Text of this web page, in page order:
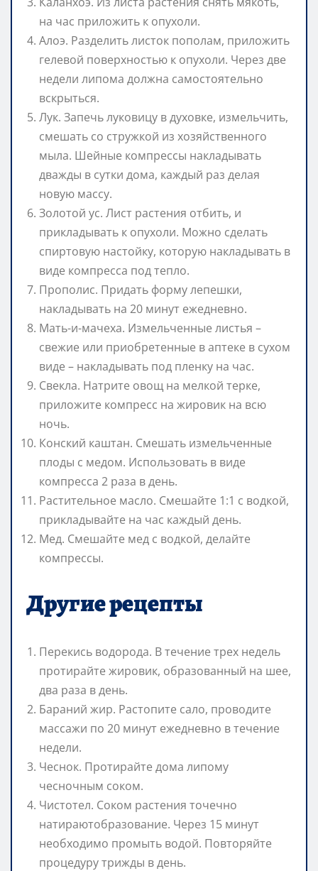
на час приложить к опухоли.
Алоэ. Разделить листок пополам, приложить
гелевой поверхностью к опухоли. Через две
недели липома должна самостоятельно
вскрыться.
Лук. Запечь луковицу в духовке, измельчить,
смешать со стружкой из хозяйственного
мыла. Шейные компрессы накладывать
дважды в сутки дома, каждый раз делая
новую массу.
Золотой ус. Лист растения отбить, и
прикладывать к опухоли. Можно сделать
спиртовую настойку, которую накладывать в
виде компресса под тепло.
Прополис. Придать форму лепешки,
накладывать на 20 минут ежедневно.
Мать-и-мачеха. Измельченные листья –
свежие или приобретенные в аптеке в сухом
виде – накладывать под пленку на час.
Свекла. Натрите овощ на мелкой терке,
приложите компресс на жировик на всю
ночь.
Конский каштан. Смешать измельченные
плоды с медом. Использовать в виде
компресса 2 раза в день.
Растительное масло. Смешайте 1:1 с водкой,
прикладывайте на час каждый день.
Мед. Смешайте мед с водкой, делайте
компрессы.
Другие рецепты
Перекись водорода. В течение трех недель
протирайте жировик, образованный на шее,
два раза в день.
Бараний жир. Растопите сало, проводите
массажи по 20 минут ежедневно в течение
недели.
Чеснок. Протирайте дома липому
чесночным соком.
Чистотел. Соком растения точечно
натираютобразование. Через 15 минут
необходимо промыть водой. Повторяйте
процедуру трижды в день.